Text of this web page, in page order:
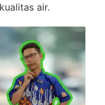
air.